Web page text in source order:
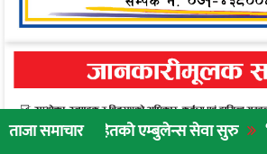
ताजा समाचारएम्बुलेन्स सेवा सुरु ‘स्वास्थ्य चौकी